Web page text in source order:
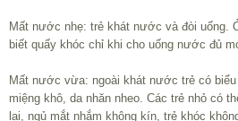
Mất nước nhẹ: trẻ khát nước và đòi uống.
biết quấy khóc chỉ khi cho uống nước đủ
Mất nước vừa: ngoài khát nước trẻ có biểu
miệng khô, da nhăn nheo. Các trẻ nhỏ có
lại, ngủ mắt nhắm không kín, trẻ khóc